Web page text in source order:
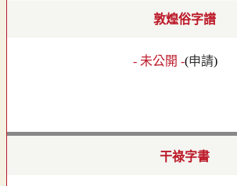
敦煌俗字譜
- 未公開 -(申請)
干祿字書